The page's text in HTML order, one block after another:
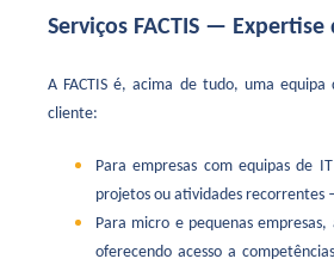
Serviços FACTIS —
A FACTIS é, acima de tudo, uma
cliente:
Para empresas com equipas de
projetos ou atividades
Para micro e pequenas
oferecendo acesso a